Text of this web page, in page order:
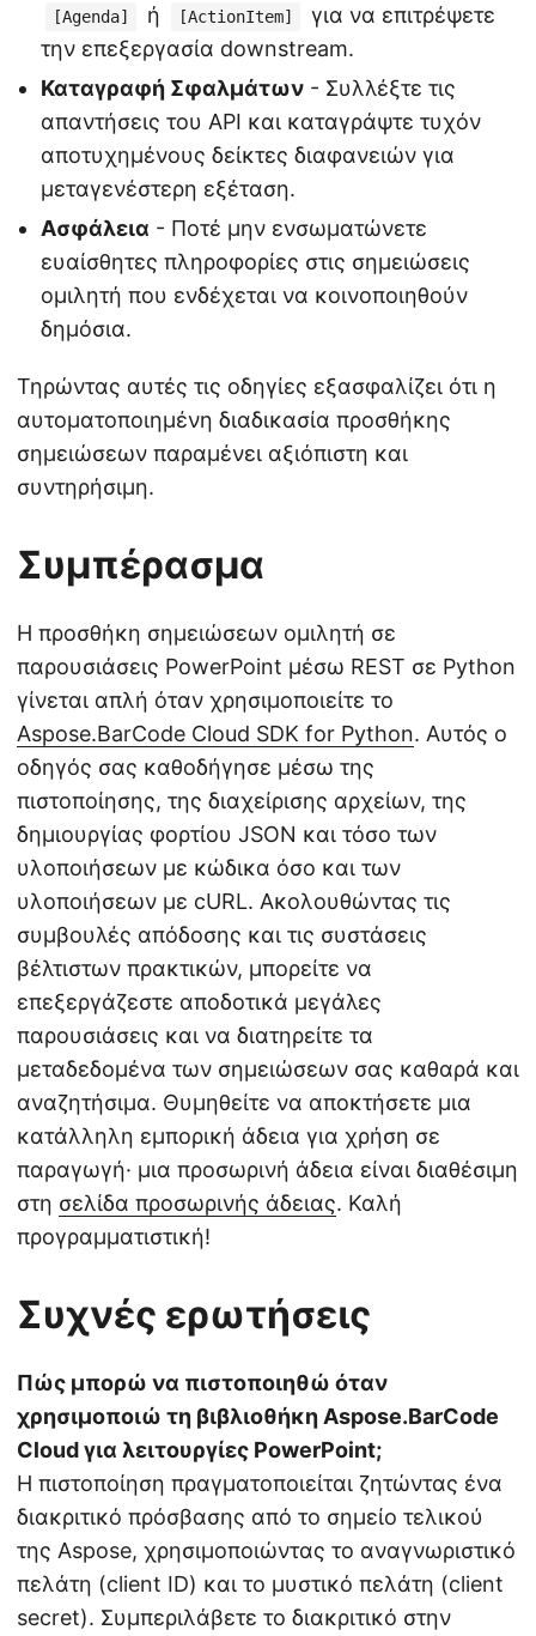
[Agenda] ή [ActionItem]
για να επιτρέψετε
την επεξεργασία downstream.
Καταγραφή Σφαλμάτων - Συλλέξτε τις
απαντήσεις του API και καταγράψτε τυχόν
αποτυχημένους δείκτες διαφανειών για
μεταγενέστερη εξέταση.
Ασφάλεια - Ποτέ μην ενσωματώνετε
ευαίσθητες πληροφορίες στις σημειώσεις
ομιλητή που ενδέχεται να κοινοποιηθούν
δημόσια.
Τηρώντας αυτές τις οδηγίες εξασφαλίζει ότι η
αυτοματοποιημένη διαδικασία προσθήκης
σημειώσεων παραμένει αξιόπιστη και
συντηρήσιμη.
Συμπέρασμα
Η προσθήκη σημειώσεων ομιλητή σε
παρουσιάσεις PowerPoint μέσω REST σε Python
γίνεται απλή όταν χρησιμοποιείτε το
Aspose.BarCode Cloud SDK for Python. Αυτός ο
οδηγός σας καθοδήγησε μέσω της
πιστοποίησης, της διαχείρισης αρχείων, της
δημιουργίας φορτίου JSON και τόσο των
υλοποιήσεων με κώδικα όσο και των
υλοποιήσεων με cURL. Ακολουθώντας τις
συμβουλές απόδοσης και τις συστάσεις
βέλτιστων πρακτικών, μπορείτε να
επεξεργάζεστε αποδοτικά μεγάλες
παρουσιάσεις και να διατηρείτε τα
μεταδεδομένα των σημειώσεων σας καθαρά και
αναζητήσιμα. Θυμηθείτε να αποκτήσετε μια
κατάλληλη εμπορική άδεια για χρήση σε
παραγωγή· μια προσωρινή άδεια είναι διαθέσιμη
στη σελίδα προσωρινής άδειας. Καλή
προγραμματιστική!
Συχνές ερωτήσεις
Πώς μπορώ να πιστοποιηθώ όταν
χρησιμοποιώ τη βιβλιοθήκη Aspose.BarCode
Cloud για λειτουργίες PowerPoint;
Η πιστοποίηση πραγματοποιείται ζητώντας ένα
διακριτικό πρόσβασης από το σημείο τελικού
της Aspose, χρησιμοποιώντας το αναγνωριστικό
πελάτη (client ID) και το μυστικό πελάτη (client
secret). Συμπεριλάβετε το διακριτικό στην